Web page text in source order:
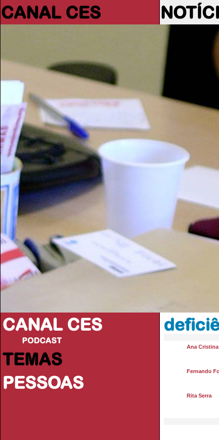
CANAL CES
CANAL CES
PODCAST
TEMAS
PESSOAS
Ana
Fernando
Rita Serra